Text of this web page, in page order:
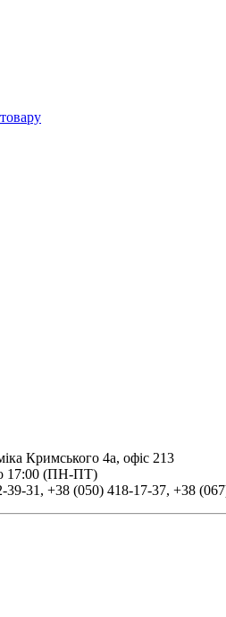
Кримського 4а, офіс 213
17:00 (ПН-ПТ)
39-31 , +38 (050) 418-17-37, +38